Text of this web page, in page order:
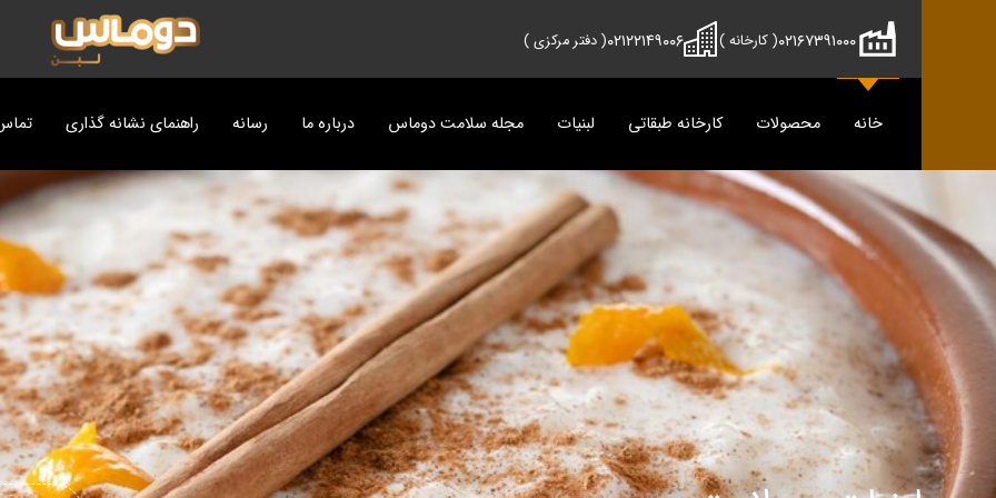
۰۲۱۶۷۳۹۱۰۰۰( کارخانه ) ۰۲۱۲۲۱۴۹۰۰۶( دفتر مرکزی )
خانه محصولات کارخانه طبقاتی لبنیات مجله سلامت دوماس درباره ما رسانه راهنمای نشانه گذاری
محصولات
دوماس
شیر
دوغ
ماست
پنیر
تمیس
پنیر
دوغ
رسانه
مجله آشپزی دوماس